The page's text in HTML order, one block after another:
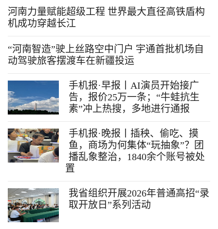
河南力量赋能超级工程 世界最大直径高铁盾构
机成功穿越长江
“河南智造”驶上丝路空中门户 宇通首批机场自
动驾驶旅客摆渡车在新疆投运
手机报·早报丨AI演员开始接广
告，报价25万一条；“牛蛙抗生
素”冲上热搜，多地进行通报
手机报·晚报丨插秧、偷吃、摸
鱼，商场为何集体“玩抽象”？团
播乱象整治，1840余个账号被处
置
我省组织开展2026年普通高招“录
取开放日”系列活动